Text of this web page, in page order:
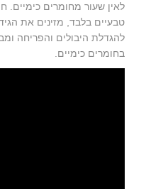
לאין שעור מחומרים כימיים.
טבעיים בלבד, מזינים את
להגדלת היבולים והפריחה
בחומרים כימיים.